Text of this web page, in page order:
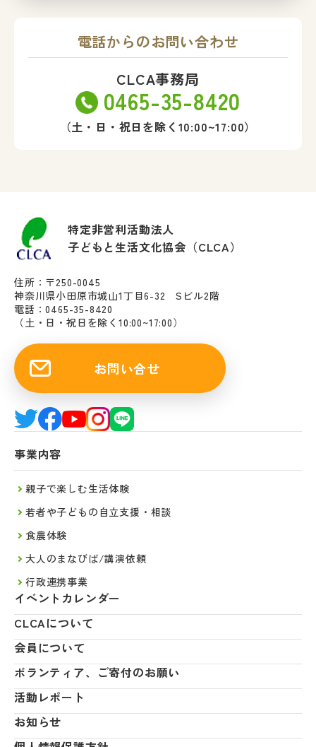
電話からのお問い合わせ
CLCA事務局
0465-35-8420
（土・日・祝日を除く10:00~17:00）
特定非営利活動法人
子どもと生活文化協会（CLCA）
住所：〒250-0045
神奈川県小田原市城山1丁目6-32 Sビル2階
電話：0465-35-8420
（土・日・祝日を除く10:00~17:00）
お問い合せ
事業内容
親子で楽しむ生活体験
若者や子どもの自立支援・相談
食農体験
大人のまなびば/講演依頼
行政連携事業
イベントカレンダー
CLCAについて
会員について
ボランティア、ご寄付のお願い
活動レポート
お知らせ